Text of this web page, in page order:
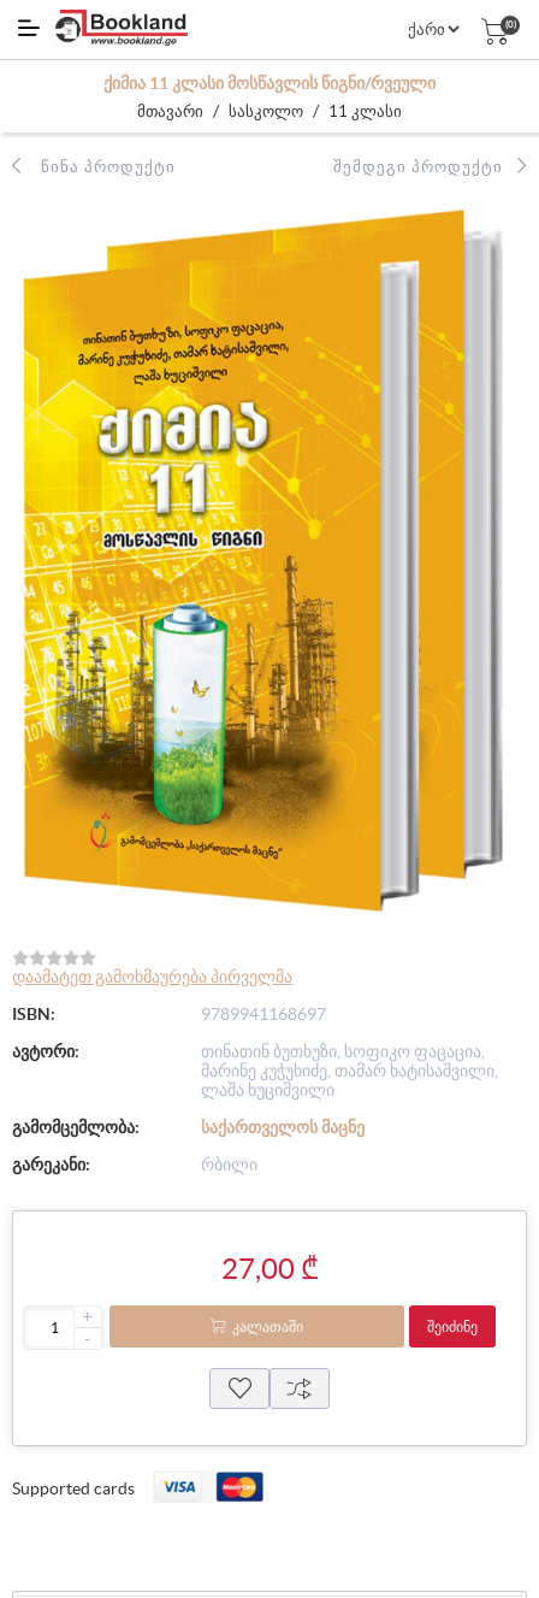
(0)
ᲥᲘᲛᲘᲐ 11 ᲙᲚᲐᲡᲘ ᲛᲝᲡᲬᲐᲕᲚᲘᲡ ᲬᲘᲒᲜᲘ/ᲠᲕᲔᲣᲚᲘ
მთავარი / სასკოლო / 11 კლასი
ᲬᲘᲜᲐ ᲞᲠᲝᲓᲣᲥᲢᲘ ᲨᲔᲛᲓᲔᲒᲘ ᲞᲠᲝᲓᲣᲥᲢᲘ
დაამატეთ გამოხმაურება პირველმა
ISBN:
9789941168697
ავტორი:
თინათინ ბუთხუზი, სოფიკო ფაცაცია,
მარინე კუჭუხიძე, თამარ ხატისაშვილი,
ლაშა ხუციშვილი
გამომცემლობა:
ᲡᲐᲥᲐᲠᲗᲕᲔᲚᲝᲡ ᲛᲐᲪᲜᲔ
გარეკანი:
რბილი
27,00 ₾
+
-
ᲙᲐᲚᲐᲗᲐᲨᲘ ᲨᲔᲘᲫᲘᲜᲔ
Supported cards